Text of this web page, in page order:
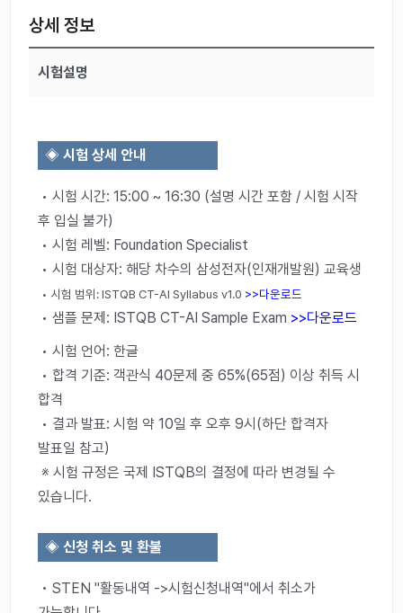
상세 정보
시험설명
◈시험 상세 안내
• 시험 시간: 15:00 ~ 16:30 (설명 시간 포함 / 시험 시작
후 입실 불가)
• 시험 레벨: Foundation Specialist
• 시험 대상자: 해당 차수의 삼성전자(인재개발원) 교육생
• 시험 범위: ISTQB CT-AI Syllabus v1.0 >>다운로드
• 샘플 문제: ISTQB CT-AI Sample Exam >>다운로드
• 시험 언어: 한글
• 합격 기준: 객관식 40문제 중 65%(65점) 이상 취득 시
합격
• 결과 발표: 시험 약 10일 후 오후 9시(하단 합격자
발표일 참고)
※ 시험 규정은 국제 ISTQB의 결정에 따라 변경될 수
있습니다.
◈ 신청 취소 및 환불
• STEN "활동내역 ->시험신청내역"에서 취소가